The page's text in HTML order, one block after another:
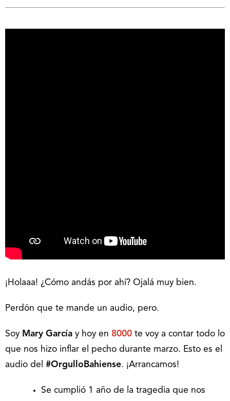
¡Holaaa! ¿Cómo andás por ahí? Ojalá muy bien.
Perdón que te mande un audio, pero.
Soy Mary García y hoy en 8000 te voy a contar todo lo
que nos hizo inflar el pecho durante marzo. Esto es el
audio del #OrgulloBahiense. ¡Arrancamos!
Se cumplió 1 año de la tragedia que nos